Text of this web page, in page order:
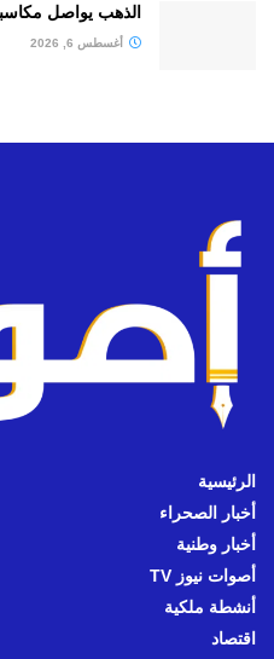
الذهب يواصل
أغسطس 6, 2026
الرئيسية
أخبار الصحراء
أخبار وطنية
أصوات نيوز TV
أنشطة ملكية
اقتصاد